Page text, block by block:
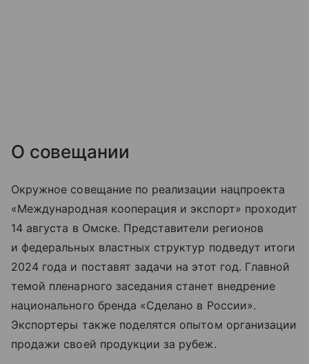
О совещании
Окружное совещание по реализации нацпроекта
«Международная кооперация и экспорт» проходит
14 августа в Омске. Представители регионов
и федеральных властных структур подведут итоги
2024 года и поставят задачи на этот год. Главной
темой пленарного заседания станет внедрение
национального бренда «Сделано в России».
Экспортеры также поделятся опытом организации
продажи своей продукции за рубеж.